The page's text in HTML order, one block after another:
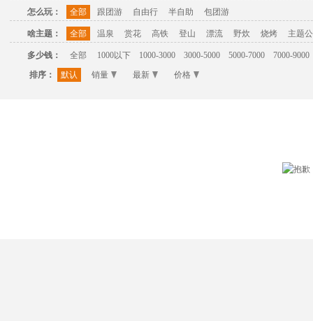
怎么玩： 全部 跟团游 自由行 半自助 包团游
啥主题： 全部 温泉 赏花 高铁 登山 漂流 野炊 烧烤 主题
多少钱： 全部 1000以下 1000-3000 3000-5000 5000-7000
7000-9000
排序：
默认 销量 最新 价格